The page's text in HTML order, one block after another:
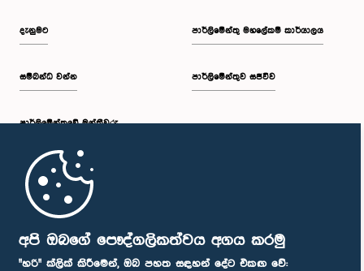
අපි ඔබගේ පෞද්ගලිකත්වය අගය කරමු
"හරි" ක්ලික් කිරීමෙන්, ඔබ පහත සඳහන් දේට එකඟ වේ:
දැනුමට
සම්බන්ධ වන්න
පාර්ලි‌මේන්තුවේ මන්ත්‍රීවරු
මුල් පිටුව
පාර්ලිමේන්තු මහලේකම් කාර්යාලය
පාර්ලිමේන්තුව සජීවීව
පාර්ලිමේන්තු ජංගම යෙදුම